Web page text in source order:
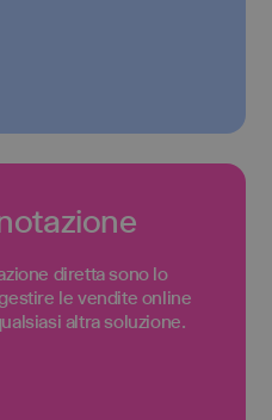
diretta sono lo
le vendite online
altra soluzione.